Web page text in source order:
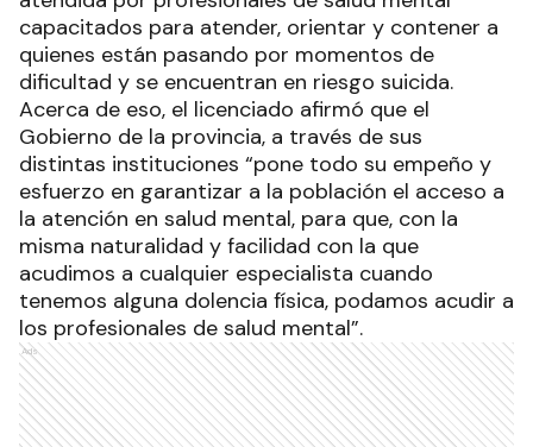
capacitados para atender, orientar y contener a
quienes están pasando por momentos de
dificultad y se encuentran en riesgo suicida.
Acerca de eso, el licenciado afirmó que el
Gobierno de la provincia, a través de sus
distintas instituciones “pone todo su empeño y
esfuerzo en garantizar a la población el acceso a
la atención en salud mental, para que, con la
misma naturalidad y facilidad con la que
acudimos a cualquier especialista cuando
tenemos alguna dolencia física, podamos acudir a
los profesionales de salud mental”.
Ads